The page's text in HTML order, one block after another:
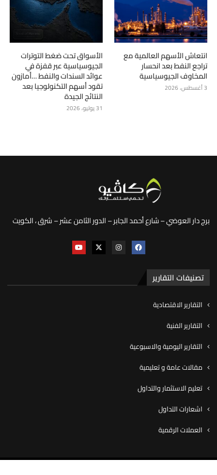
انتعاش الأسهم العالمية مع
تراجع النفط بعد انحسار
المخاوف الجيوسياسية
3 أغسطس، 2026
الأسواق تحت ضغط التوترات
الجيوسياسية عبر قفزة في
عوائد السندات والنفط …أمازون
تقود أسهم التكنولوجيا بعد
النتائج الجيدة
31 يوليو، 2026
برج دار العوضي – شارع أحمد الجابر – الدور الثامن عشر – شرق ، الكويت
تصنيفات التقارير
التقارير الاقتصادية
التقارير الفنية
التقارير اليومية والاسبوعية
مقالات عامة و تعليمية
تعليم الاستثمار والتداول
اشعارات التداول
العملات الرقمية